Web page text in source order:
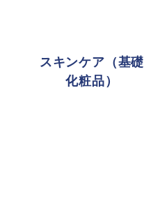
スキンケア（基礎
化粧品）